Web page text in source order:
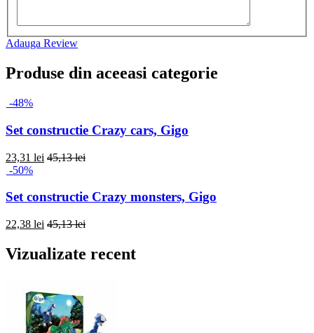
Adauga Review
Produse din aceeasi categorie
-48%
Set constructie Crazy cars, Gigo
23,31 lei 45,13 lei
-50%
Set constructie Crazy monsters, Gigo
22,38 lei 45,13 lei
Vizualizate recent